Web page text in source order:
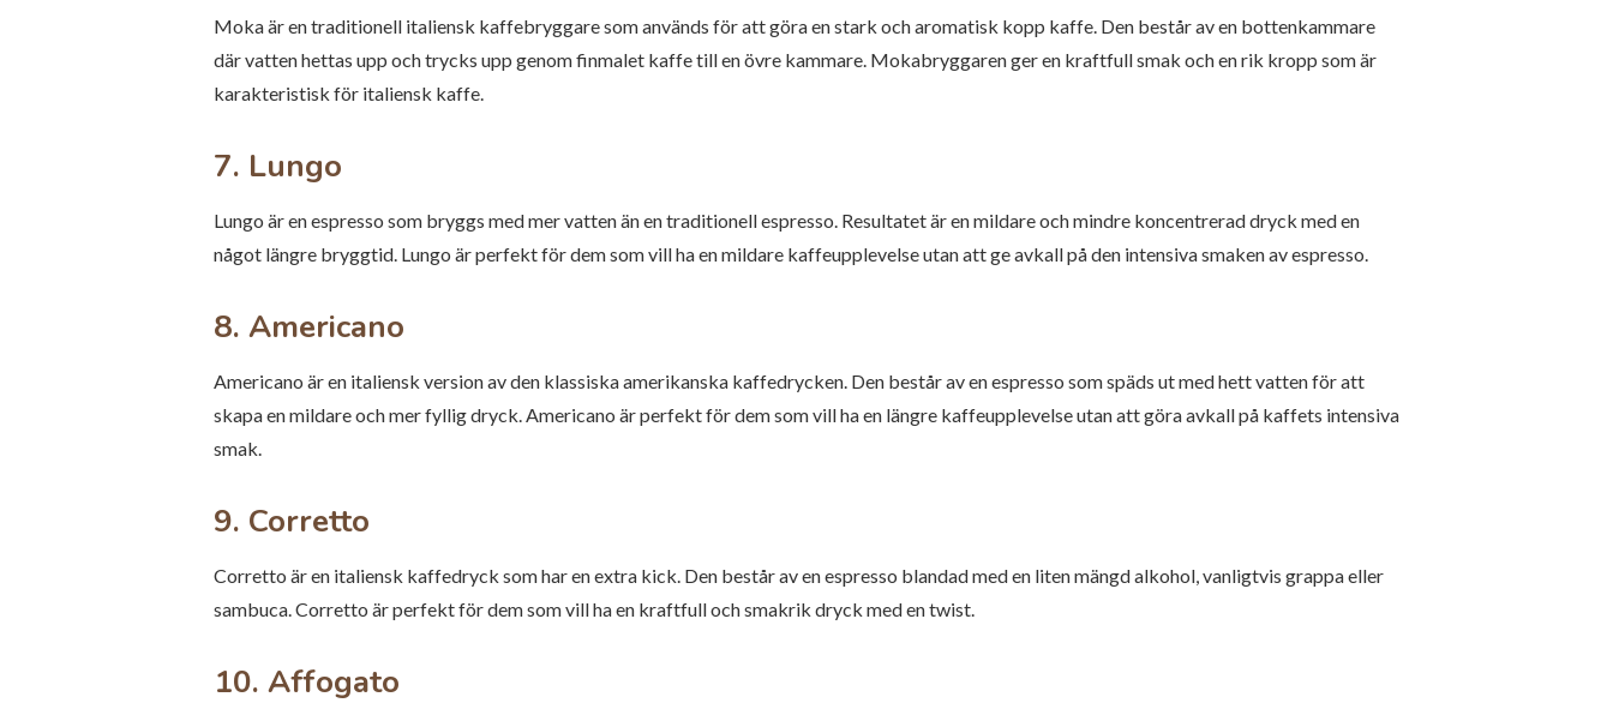
Moka är en traditionell italiensk kaffebryggare som används för att göra en stark och aromatisk kopp kaffe. Den består av en bottenkammare
där vatten hettas upp och trycks upp genom finmalet kaffe till en övre kammare. Mokabryggaren ger en kraftfull smak och en rik kropp som är
karakteristisk för italiensk kaffe.
7. Lungo
Lungo är en espresso som bryggs med mer vatten än en traditionell espresso. Resultatet är en mildare och mindre koncentrerad dryck med en
något längre bryggtid. Lungo är perfekt för dem som vill ha en mildare kaffeupplevelse utan att ge avkall på den intensiva smaken av espresso.
8. Americano
Americano är en italiensk version av den klassiska amerikanska kaffedrycken. Den består av en espresso som späds ut med hett vatten för att
skapa en mildare och mer fyllig dryck. Americano är perfekt för dem som vill ha en längre kaffeupplevelse utan att göra avkall på kaffets intensiva
smak.
9. Corretto
Corretto är en italiensk kaffedryck som har en extra kick. Den består av en espresso blandad med en liten mängd alkohol, vanligtvis grappa eller
sambuca. Corretto är perfekt för dem som vill ha en kraftfull och smakrik dryck med en twist.
10. Affogato